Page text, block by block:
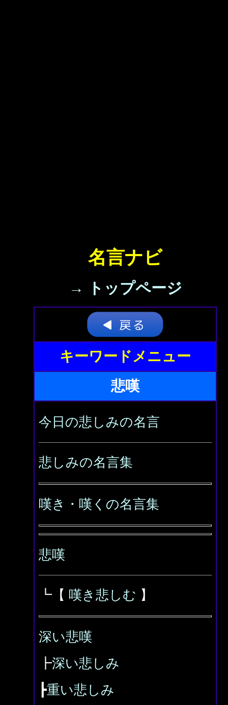
名言ナビ
→ トップページ
キーワードメニュー
悲嘆
今日の悲しみの名言
悲しみの名言集
嘆き・嘆くの名言集
悲嘆
┗【 嘆き悲しむ 】
深い悲嘆
┣深い悲しみ
┣重い悲しみ